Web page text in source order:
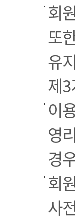
회
또
유
제
이
영
경
회
사